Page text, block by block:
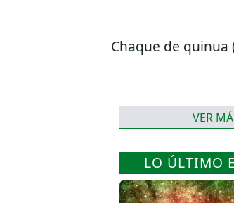
Chaque de quinua
VER
LO ÚLTIMO